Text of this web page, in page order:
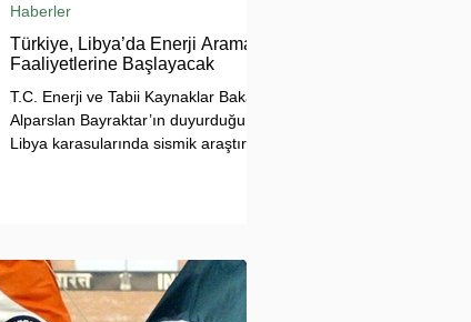
Türkiye, Libya’da Enerji Arama
Faaliyetlerine Başlayacak
T.C. Enerji ve Tabii Kaynaklar Bakanı
Alparslan Bayraktar’ın duyurduğu
Libya karasularında sismik araştırma
Haberler